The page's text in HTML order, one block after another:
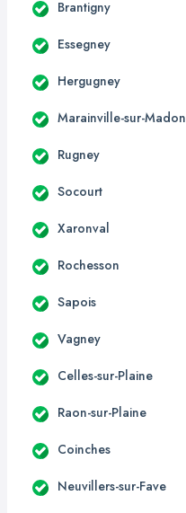
Brantigny
Essegney
Hergugney
Marainville-sur-Madon
Rugney
Socourt
Xaronval
Rochesson
Sapois
Vagney
Celles-sur-Plaine
Raon-sur-Plaine
Coinches
Neuvillers-sur-Fave